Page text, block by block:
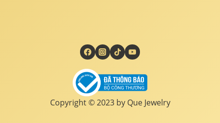
Copyright © 2023 by Que Jewelry